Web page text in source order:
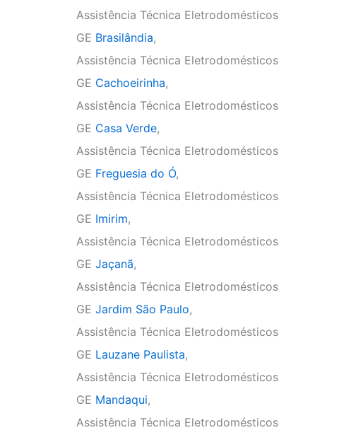
Assistência Técnica Eletrodomésticos
GE Brasilândia,
Assistência Técnica Eletrodomésticos
GE Cachoeirinha,
Assistência Técnica Eletrodomésticos
GE Casa Verde,
Assistência Técnica Eletrodomésticos
GE Freguesia do Ó,
Assistência Técnica Eletrodomésticos
GE Imirim,
Assistência Técnica Eletrodomésticos
GE Jaçanã,
Assistência Técnica Eletrodomésticos
GE Jardim São Paulo,
Assistência Técnica Eletrodomésticos
GE Lauzane Paulista,
Assistência Técnica Eletrodomésticos
GE Mandaqui,
Assistência Técnica Eletrodomésticos